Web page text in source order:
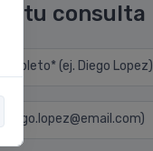
tu consulta
(ej. Diego Lopez)
diego.lopez@email.com)